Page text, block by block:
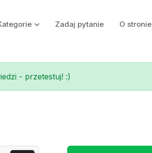
Zadaj pytanie O stronie
- przetestuj! :)